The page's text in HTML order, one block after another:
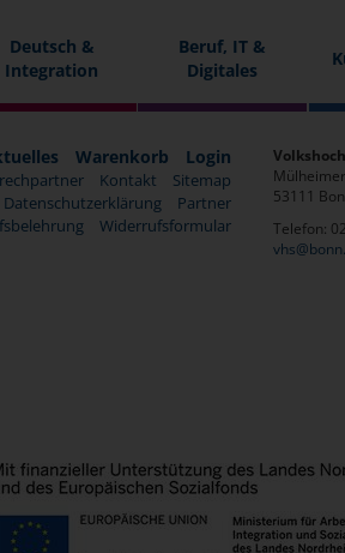
Deutsch &
Integration
Beruf, IT &
Digitales
Warenkorb Login
Kontakt
Sitemap
Datenschutzerklärung
Partner
Widerrufsformular
53111
Telefon: